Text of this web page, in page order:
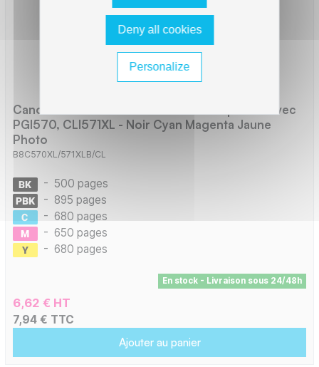
Canon C570XL/C571XL Pack x 5 compatible avec
PGI570, CLI571XL - Noir Cyan Magenta Jaune
Photo
B8C570XL/571XLB/CL
- 500 pages
- 895 pages
- 680 pages
- 650 pages
- 680 pages
En stock - Livraison sous 24/48h
6,62 € HT
7,94 € TTC
Ajouter au panier
Deny all cookies
Personalize